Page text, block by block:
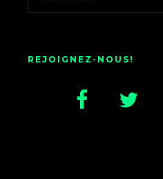
REJOIGNEZ-NOUS!